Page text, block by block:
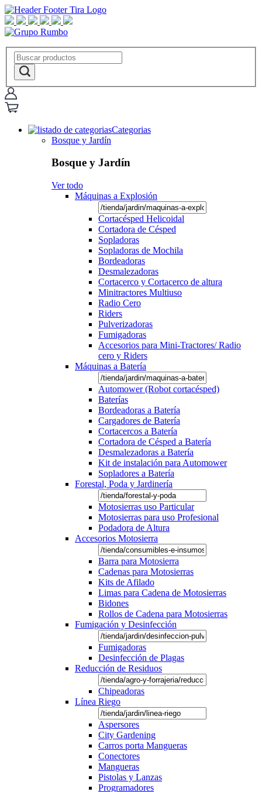
Categorias
Bosque y Jardín
Bosque y Jardín
Ver todo
Máquinas a Explosión
Cortacésped Helicoidal
Cortadora de Césped
Sopladoras
Sopladoras de Mochila
Bordeadoras
Desmalezadoras
Cortacerco y Cortacerco de altura
Minitractores Multiuso
Radio Cero
Riders
Pulverizadoras
Fumigadoras
Accesorios para Mini-Tractores/ Radio
cero y Riders
Máquinas a Batería
Automower (Robot cortacésped)
Baterías
Bordeadoras a Batería
Cargadores de Batería
Cortacercos a Batería
Cortadora de Césped a Batería
Desmalezadoras a Batería
Kit de instalación para Automower
Sopladores a Batería
Forestal, Poda y Jardinería
Motosierras uso Particular
Motosierras para uso Profesional
Podadora de Altura
Accesorios Motosierra
Barra para Motosierra
Cadenas para Motosierras
Kits de Afilado
Limas para Cadena de Motosierras
Bidones
Rollos de Cadena para Motosierras
Fumigación y Desinfección
Fumigadoras
Desinfección de Plagas
Reducción de Residuos
Chipeadoras
Línea Riego
Aspersores
City Gardening
Carros porta Mangueras
Conectores
Mangueras
Pistolas y Lanzas
Programadores